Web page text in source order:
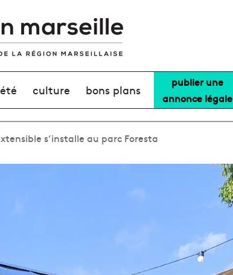
culture bons plans
publier une
annonce légale
s’installe au parc Foresta